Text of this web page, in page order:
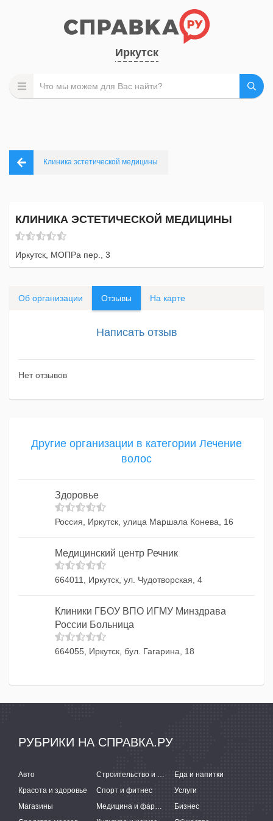
Иркутск
Клиника эстетической медицины
КЛИНИКА ЭСТЕТИЧЕСКОЙ МЕДИЦИНЫ
Иркутск, МОПРа пер., 3
Об организации Отзывы На карте
Написать отзыв
Нет отзывов
Другие организации в категории Лечение
волос
Здоровье
Россия, Иркутск, улица Маршала Конева, 16
Медицинский центр Речник
664011, Иркутск, ул. Чудотворская, 4
Клиники ГБОУ ВПО ИГМУ Минздрава
России Больница
664055, Иркутск, бул. Гагарина, 18
РУБРИКИ НА СПРАВКА.РУ
Авто Строительство и ремонт
Еда и напитки
Красота и здоровье
Спорт и фитнес
Услуги
Магазины
Медицина и фармацевтика
Бизнес